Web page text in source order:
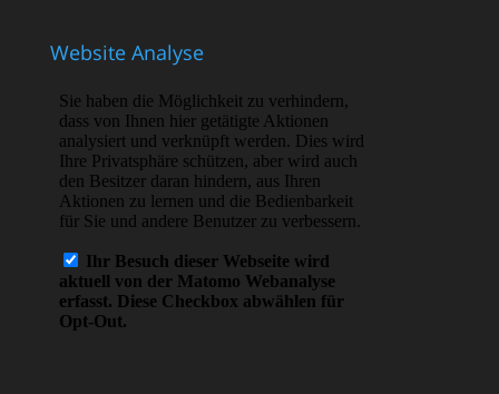
Website Analyse